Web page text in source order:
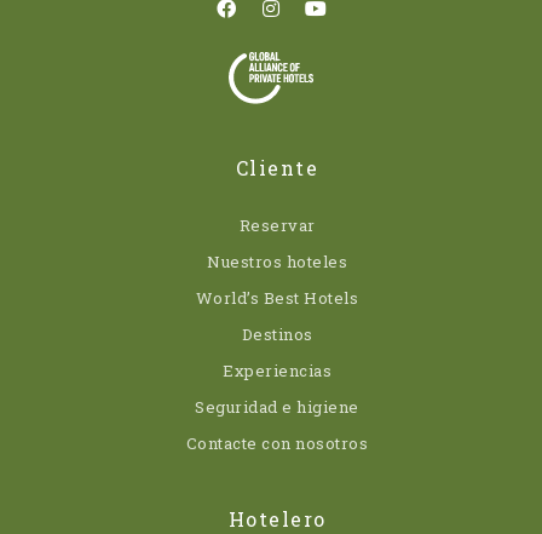
Cliente
Reservar
Nuestros hoteles
World’s Best Hotels
Destinos
Experiencias
Seguridad e higiene
Contacte con nosotros
Hotelero